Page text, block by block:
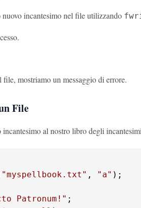
incantesimo nel file utilizzando
mostriamo un messaggio di errore.
File
al nostro libro degli
"myspellbook.txt" , "a"
Patronum!"